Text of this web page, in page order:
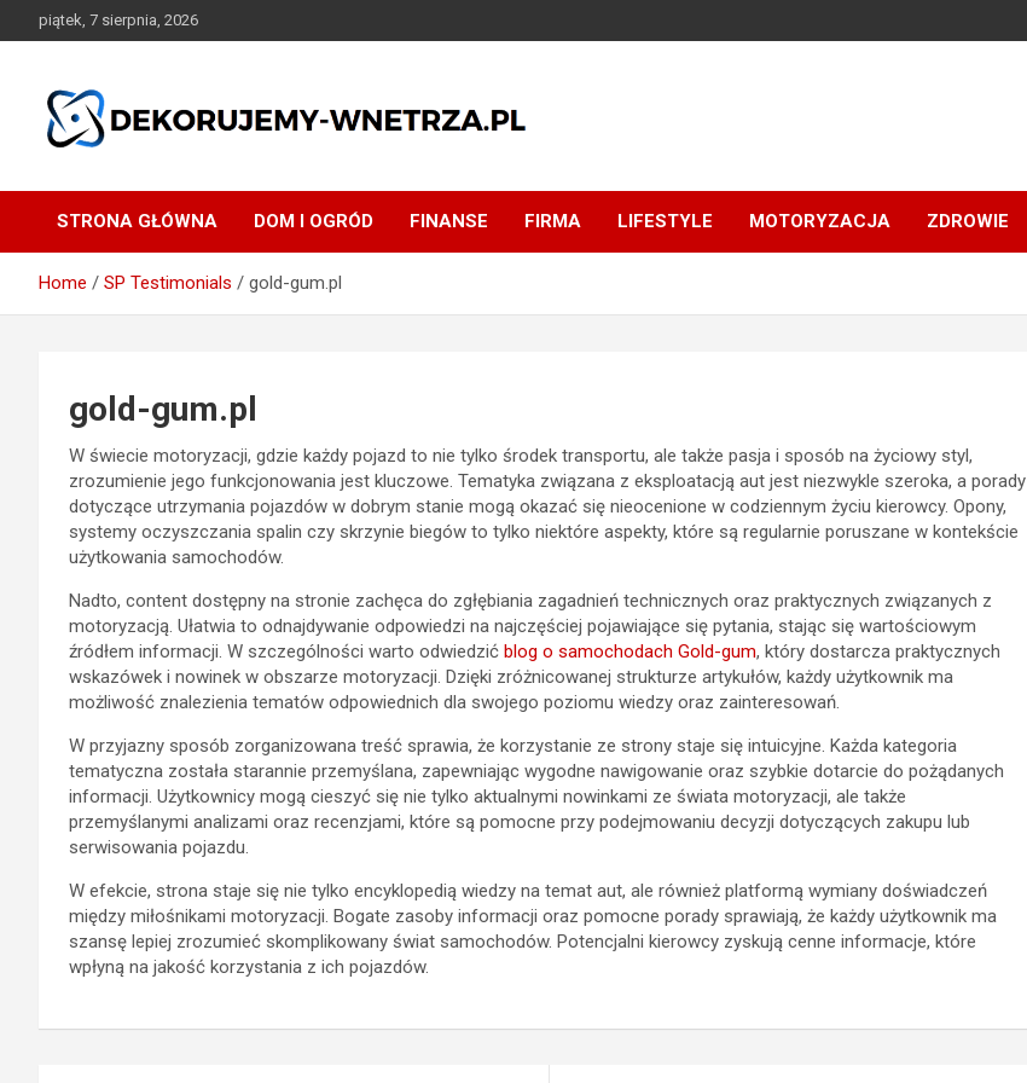
to
piątek, 7 sierpnia, 2026
dekorujemy-wnetrza.pl
STRONA GŁÓWNA DOM I OGRÓD FINANSE FIRMA LIFESTYLE MOTORYZACJA ZDROWIE
Home SP Testimonials gold-gum.pl
gold-gum.pl
W świecie motoryzacji, gdzie każdy pojazd to nie tylko środek transportu, ale także pasja i sposób na życiowy styl,
zrozumienie jego funkcjonowania jest kluczowe. Tematyka związana z eksploatacją aut jest niezwykle szeroka, a porady
dotyczące utrzymania pojazdów w dobrym stanie mogą okazać się nieocenione w codziennym życiu kierowcy. Opony,
systemy oczyszczania spalin czy skrzynie biegów to tylko niektóre aspekty, które są regularnie poruszane w kontekście
użytkowania samochodów.
Nadto, content dostępny na stronie zachęca do zgłębiania zagadnień technicznych oraz praktycznych związanych z
motoryzacją. Ułatwia to odnajdywanie odpowiedzi na najczęściej pojawiające się pytania, stając się wartościowym
źródłem informacji. W szczególności warto odwiedzić blog o samochodach Gold-gum, który dostarcza praktycznych
wskazówek i nowinek w obszarze motoryzacji. Dzięki zróżnicowanej strukturze artykułów, każdy użytkownik ma
możliwość znalezienia tematów odpowiednich dla swojego poziomu wiedzy oraz zainteresowań.
W przyjazny sposób zorganizowana treść sprawia, że korzystanie ze strony staje się intuicyjne. Każda kategoria
tematyczna została starannie przemyślana, zapewniając wygodne nawigowanie oraz szybkie dotarcie do pożądanych
informacji. Użytkownicy mogą cieszyć się nie tylko aktualnymi nowinkami ze świata motoryzacji, ale także
przemyślanymi analizami oraz recenzjami, które są pomocne przy podejmowaniu decyzji dotyczących zakupu lub
serwisowania pojazdu.
W efekcie, strona staje się nie tylko encyklopedią wiedzy na temat aut, ale również platformą wymiany doświadczeń
między miłośnikami motoryzacji. Bogate zasoby informacji oraz pomocne porady sprawiają, że każdy użytkownik ma
szansę lepiej zrozumieć skomplikowany świat samochodów. Potencjalni kierowcy zyskują cenne informacje, które
wpłyną na jakość korzystania z ich pojazdów.